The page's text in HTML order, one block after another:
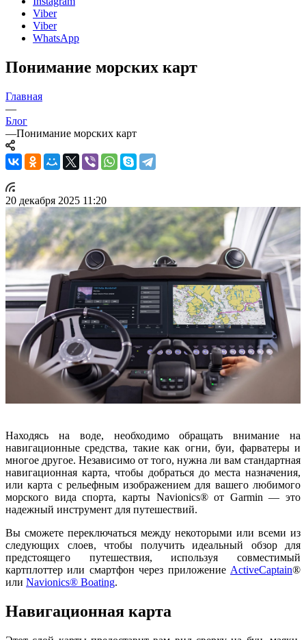
Viber
Viber
WhatsApp
Понимание морских карт
Главная
—
Блог
—Понимание морских карт
20 декабря 2025 11:20
Находясь на воде, необходимо обращать внимание на
навигационные средства, такие как огни, буи, фарватеры и
многое другое. Независимо от того, нужна ли вам стандартная
навигационная карта, чтобы добраться до места назначения,
или карта с рельефным изображением для вашего любимого
морского вида спорта, карты Navionics® от Garmin — это
надежный инструмент для путешествий.
Вы сможете переключаться между некоторыми или всеми из
следующих слоев, чтобы получить идеальный обзор для
предстоящего путешествия, используя совместимый
картплоттер или смартфон через приложение ActiveCaptain®
или Navionics® Boating.
Навигационная карта